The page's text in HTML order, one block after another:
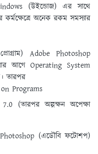
(উইন্ডােজ) এর সাথে
অনেক রকম সমস্যার
Adobe Photoshop
আগে Operating System
তারপর
Programs
(তারপর অল্পক্ষন অপেক্ষা
Photoshop (এডৌবি ফটোশপ)